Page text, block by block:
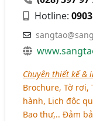
Hotline:
Chuyên thiết kế &
Brochure, Tờ rơi,
hành, Lịch độc
Bao thư,.. Đảm